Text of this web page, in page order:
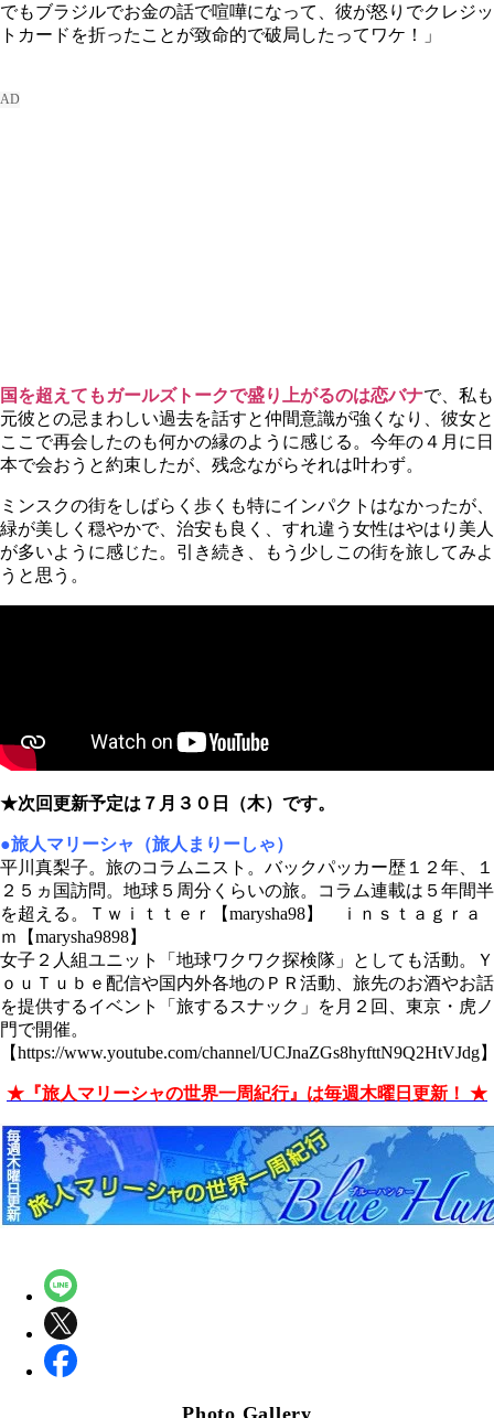
でもブラジルでお金の話で喧嘩になって、彼が怒りでクレジッ
トカードを折ったことが致命的で破局したってワケ！」
国を超えてもガールズトークで盛り上がるのは恋バナで、私も
元彼との忌まわしい過去を話すと仲間意識が強くなり、彼女と
ここで再会したのも何かの縁のように感じる。今年の４月に日
本で会おうと約束したが、残念ながらそれは叶わず。
ミンスクの街をしばらく歩くも特にインパクトはなかったが、
緑が美しく穏やかで、治安も良く、すれ違う女性はやはり美人
が多いように感じた。引き続き、もう少しこの街を旅してみよ
うと思う。
★次回更新予定は７月３０日（木）です。
●旅人マリーシャ（旅人まりーしゃ）
平川真梨子。旅のコラムニスト。バックパッカー歴１２年、１
２５ヵ国訪問。地球５周分くらいの旅。コラム連載は５年間半
を超える。Ｔｗｉｔｔｅｒ【marysha98】 ｉｎｓｔａｇｒａ
ｍ【marysha9898】
女子２人組ユニット「地球ワクワク探検隊」としても活動。Ｙ
ｏｕＴｕｂｅ配信や国内外各地のＰＲ活動、旅先のお酒やお話
を提供するイベント「旅するスナック」を月２回、東京・虎ノ
門で開催。
【https://www.youtube.com/channel/UCJnaZGs8hyfttN9Q2HtVJdg
★『旅人マリーシャの世界一周紀行』は毎週木曜日更新！ ★
Photo Gallery